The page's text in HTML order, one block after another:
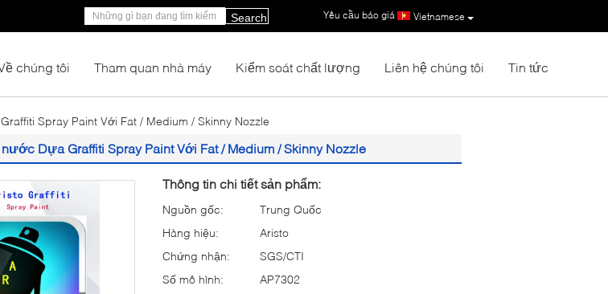
Vietnamese
Yêu cầu báo giá |
Search
chúng tôi Tham quan nhà máy Kiểm soát chất lượng Liên hệ chúng tôi Tin tức
Spray Paint Với ​​Fat / Medium / Skinny Nozzle
Dựa Graffiti Spray Paint Với ​​Fat / Medium / Skinny Nozzle
Thông tin chi tiết sản phẩm:
Nguồn gốc:
Trung Quốc
Hàng hiệu:
Aristo
Chứng nhận:
SGS/CTI
Số mô hình:
AP7302